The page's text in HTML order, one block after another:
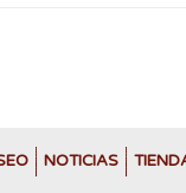
NOTICIAS